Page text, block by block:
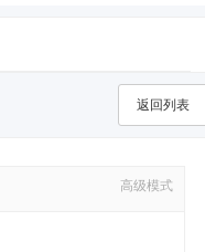
返回列表
高级模式